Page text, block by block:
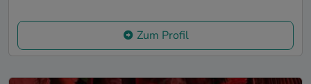
Zum Profil